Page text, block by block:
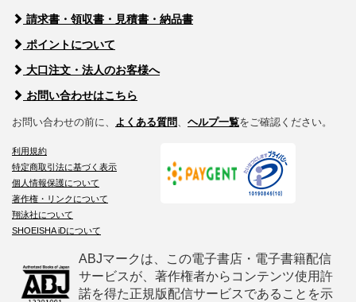
請求書・領収書・見積書・納品書
ポイントについて
大口注文・法人のお客様へ
お問い合わせはこちら
お問い合わせの前に、 よくある質問 ヘルプ一覧をご確認ください。
利用規約
特定商取引法に基づく表示
個人情報保護について
著作権・リンクについて
翔泳社について
SHOEISHA iDについて
ABJマークは、この電子書店・電子書籍配信
サービスが、著作権者からコンテンツ使用許
諾を得た正規版配信サービスであることを示